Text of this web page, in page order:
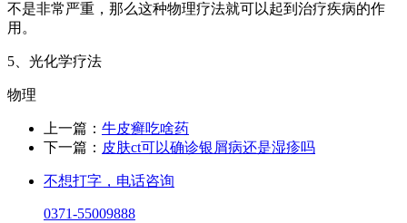
不是非常严重，那么这种物理疗法就可以起到治疗疾病的作
用。
5、光化学疗法
物理
上一篇： 牛皮癣吃啥药
下一篇： 皮肤ct可以确诊银屑病还是湿疹吗
不想打字，电话咨询
0371-55009888